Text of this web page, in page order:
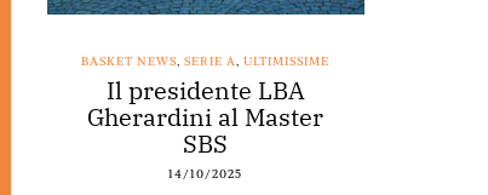
BASKET NEWS,SERIE A,ULTIMISSIME
Il presidente LBA
Gherardini al Master
SBS
14/10/2025